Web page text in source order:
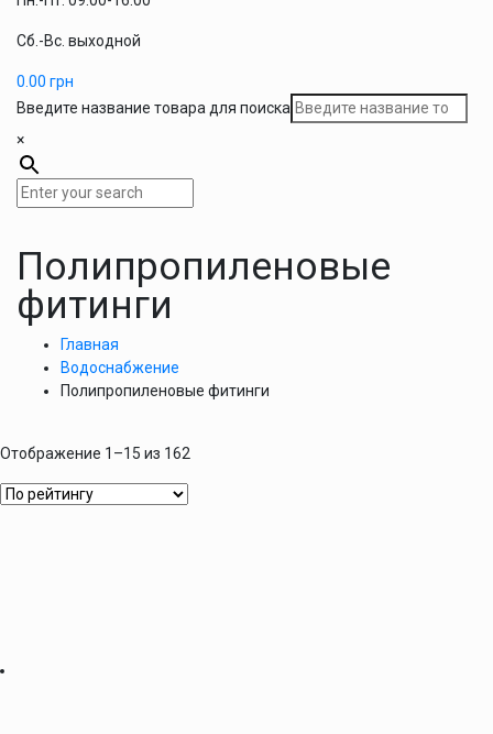
Сб.-Вс. выходной
0.00 грн
Введите название товара для поиска
×
Полипропиленовые
фитинги
Главная
Водоснабжение
Полипропиленовые фитинги
Отображение 1–15 из 162